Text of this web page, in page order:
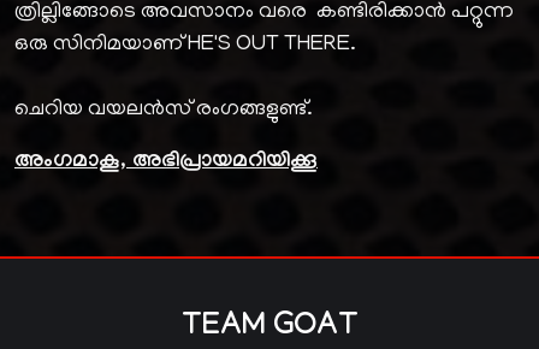
ത്രില്ലിങ്ങോടെ അവസാനം വരെ കണ്ടിരിക്കാൻ പറ്റുന്ന
ഒരു സിനിമയാണ് HE'S OUT THERE.
ചെറിയ വയലൻസ് രംഗങ്ങളുണ്ട്.
അംഗമാകൂ, അഭിപ്രായമറിയിക്കൂ
TEAM GOAT